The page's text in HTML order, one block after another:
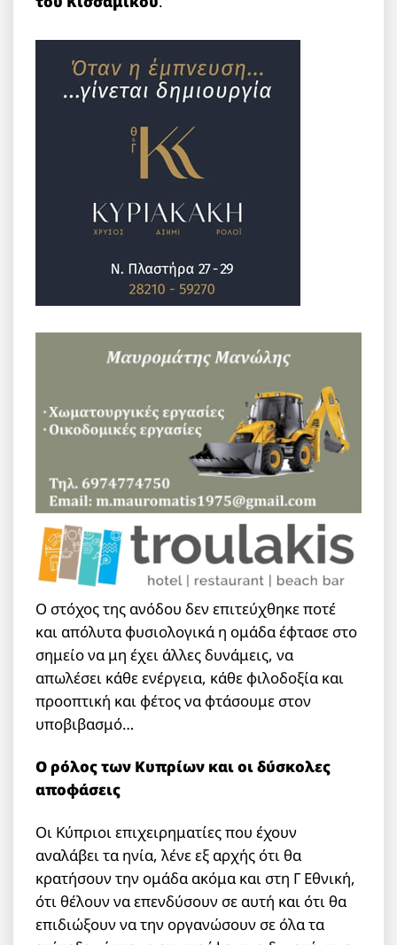
Ο στόχος της ανόδου δεν επιτεύχθηκε ποτέ
και απόλυτα φυσιολογικά η ομάδα έφτασε στο
σημείο να μη έχει άλλες δυνάμεις, να
απωλέσει κάθε ενέργεια, κάθε φιλοδοξία και
προοπτική και φέτος να φτάσουμε στον
υποβιβασμό…
Ο ρόλος των Κυπρίων και οι δύσκολες
αποφάσεις
Οι Κύπριοι επιχειρηματίες που έχουν
αναλάβει τα ηνία, λένε εξ αρχής ότι θα
κρατήσουν την ομάδα ακόμα και στη Γ Εθνική,
ότι θέλουν να επενδύσουν σε αυτή και ότι θα
επιδιώξουν να την οργανώσουν σε όλα τα